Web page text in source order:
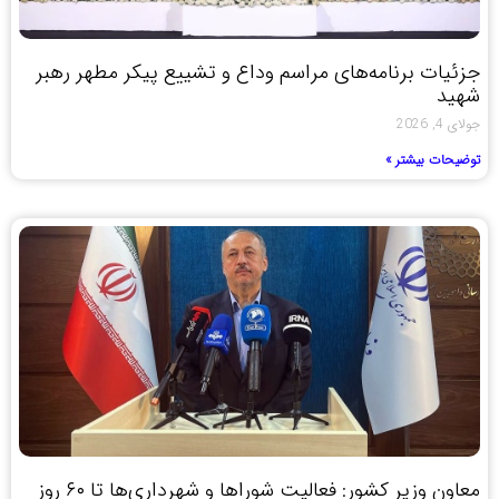
جزئیات برنامه‌های مراسم وداع و تشییع پیکر مطهر رهبر
شهید
جولای 4, 2026
توضیحات بیشتر »
معاون وزیر کشور: فعالیت شوراها و شهرداری‌ها تا ۶۰ روز